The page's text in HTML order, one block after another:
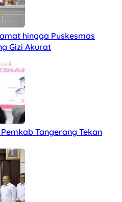
hingga Puskesmas
Gizi Akurat
Tangerang Tekan